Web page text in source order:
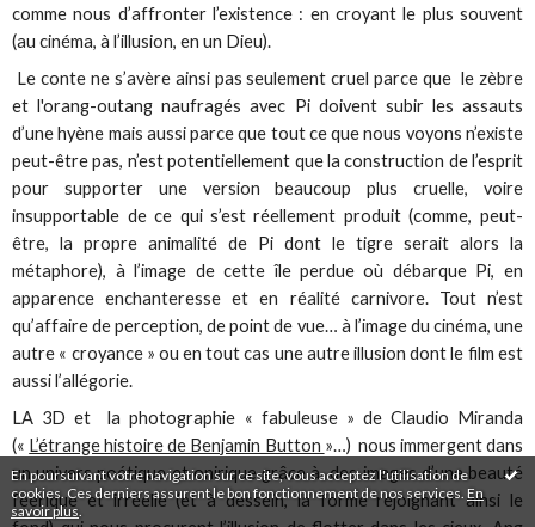
En poursuivant votre navigation sur ce site, vous acceptez l'utilisation de
cookies. Ces derniers assurent le bon fonctionnement de nos services. En
savoir plus
comme nous d’affronter l’existence : en croyant le plus souvent
(au cinéma, à l’illusion, en un Dieu).
Le conte ne s’avère ainsi pas seulement cruel parce que le zèbre
et l'orang-outang naufragés avec Pi doivent subir les assauts
d’une hyène mais aussi parce que tout ce que nous voyons n’existe
peut-être pas, n’est potentiellement que la construction de l’esprit
pour supporter une version beaucoup plus cruelle, voire
insupportable de ce qui s’est réellement produit (comme, peut-
être, la propre animalité de Pi dont le tigre serait alors la
métaphore), à l’image de cette île perdue où débarque Pi, en
apparence enchanteresse et en réalité carnivore. Tout n’est
qu’affaire de perception, de point de vue… à l’image du cinéma, une
autre « croyance » ou en tout cas une autre illusion dont le film est
aussi l’allégorie.
LA 3D et la photographie « fabuleuse » de Claudio Miranda
(« L’étrange histoire de Benjamin Button »…) nous immergent dans
un univers poétique et onirique grâce à des images d’une beauté
féérique et irréelle (et à dessein, la forme rejoignant ainsi le